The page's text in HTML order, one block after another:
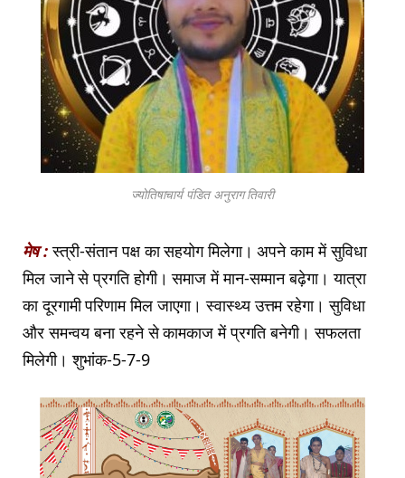
ज्योतिषाचार्य पंडित अनुराग तिवारी
मेष :स्त्री-संतान पक्ष का सहयोग मिलेगा। अपने काम में सुविधा
मिल जाने से प्रगति होगी। समाज में मान-सम्मान बढ़ेगा। यात्रा
का दूरगामी परिणाम मिल जाएगा। स्वास्थ्य उत्तम रहेगा। सुविधा
और समन्वय बना रहने से कामकाज में प्रगति बनेगी। सफलता
मिलेगी। शुभांक-5-7-9